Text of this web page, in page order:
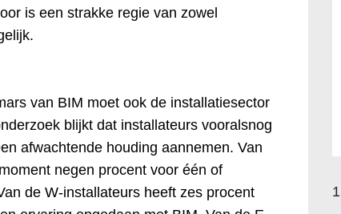
is een strakke regie van zowel
van BIM moet ook de installatiesector
blijkt dat installateurs vooralsnog
afwachtende houding aannemen. Van
negen procent voor één of
de W-installateurs heeft zes procent
1